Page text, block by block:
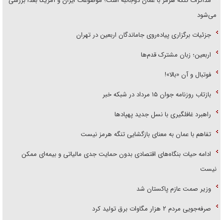
می‌شود
جزئیات برگزاری پیاده‌روی جاماندگان اربعین در تهران
اربعین؛ زبان مشترک قدم‌ها
فوتبال و آن «بالا»!
بازتاب روزنامه جوان ۱۵ مرداد در شبکه خبر
راهبرد غافلگیری با نسل جدید پهپاد‌ها
تفاهم با عمان به معنای بازگشایی تنگه هرمز نیست
ادامه حیات بنگاه‌های اقتصادی بدون حمایت جدی مالیاتی و بیمه‌ای ممکن
نیست
وزیر صمت عازم پاکستان شد
صرفه‌جویی مردم ۲ هزار مگاوات برق تولید کرد